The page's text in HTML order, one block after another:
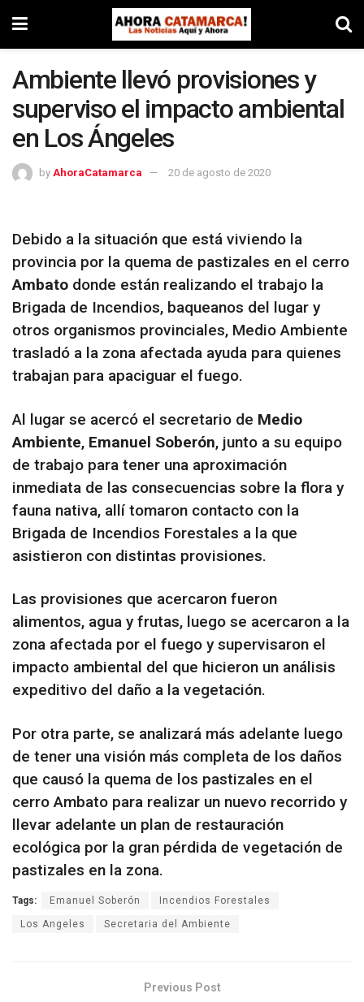
Ambiente llevó provisiones y
superviso el impacto ambiental
en Los Ángeles
by AhoraCatamarca 20 de agosto de 2020
Debido a la situación que está viviendo la
provincia por la quema de pastizales en el cerro
Ambato donde están realizando el trabajo la
Brigada de Incendios, baqueanos del lugar y
otros organismos provinciales, Medio Ambiente
trasladó a la zona afectada ayuda para quienes
trabajan para apaciguar el fuego.
Al lugar se acercó el secretario de Medio
Ambiente, Emanuel Soberón, junto a su equipo
de trabajo para tener una aproximación
inmediata de las consecuencias sobre la flora y
fauna nativa, allí tomaron contacto con la
Brigada de Incendios Forestales a la que
asistieron con distintas provisiones.
Las provisiones que acercaron fueron
alimentos, agua y frutas, luego se acercaron a la
zona afectada por el fuego y supervisaron el
impacto ambiental del que hicieron un análisis
expeditivo del daño a la vegetación.
Por otra parte, se analizará más adelante luego
de tener una visión más completa de los daños
que causó la quema de los pastizales en el
cerro Ambato para realizar un nuevo recorrido y
llevar adelante un plan de restauración
ecológica por la gran pérdida de vegetación de
pastizales en la zona.
Tags: Emanuel Soberón Incendios Forestales
Los Angeles Secretaria del Ambiente
Previous Post